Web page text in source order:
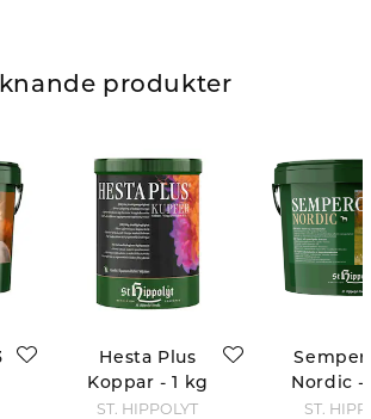
produkter
Hesta Plus
Koppar - 1 kg
ST. HIPPOLYT
Nordic -
ST.